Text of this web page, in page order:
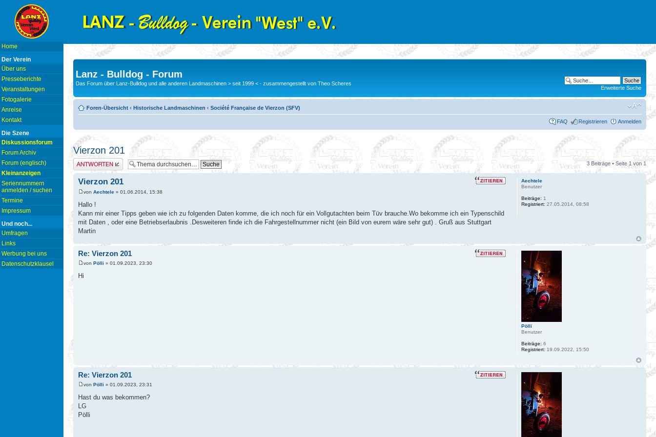
Home
Der Verein
Über uns
Presseberichte
Veranstaltungen
Fotogalerie
Anreise
Kontakt
Die Szene
Diskussionsforum
Forum Archiv
Forum (englisch)
Kleinanzeigen
Seriennummern
anmelden / suchen
Termine
Impressum
Und noch...
Umfragen
Links
Werbung bei uns
Datenschutzklausel
Lanz - Bulldog - Forum
Das Forum über Lanz-Bulldog und alle anderen Landmaschinen > seit 1999 < - zusammengestellt von Theo Scheres
Erweiterte Suche
Foren-Übersicht ‹ Historische Landmaschinen ‹ Société Française de Vierzon (SFV)
FAQ Registrieren Anmelden
Vierzon 201
Antwort erstellen 3 Beiträge • Seite 1 von 1
Vierzon 201
von Aechtele » 01.06.2014, 15:38
Hallo !
Kann mir einer Tipps geben wie ich zu folgenden Daten komme, die ich noch für ein Vollgutachten beim Tüv brauche.Wo bekomme ich ein Typenschild
mit Daten , oder eine Betriebserlaubnis .Desweiteren finde ich die Fahrgestellnummer nicht (ein Bild von eurem wäre sehr gut) . Gruß aus Stuttgart
Martin
Aechtele
Benutzer
Beiträge: 1
Registriert: 27.05.2014, 08:58
Re: Vierzon 201
von Pölli » 01.09.2023, 23:30
Hi
Pölli
Benutzer
Beiträge: 6
Registriert: 19.09.2022, 15:50
Re: Vierzon 201
von Pölli » 01.09.2023, 23:31
Hast du was bekommen?
LG
Pölli